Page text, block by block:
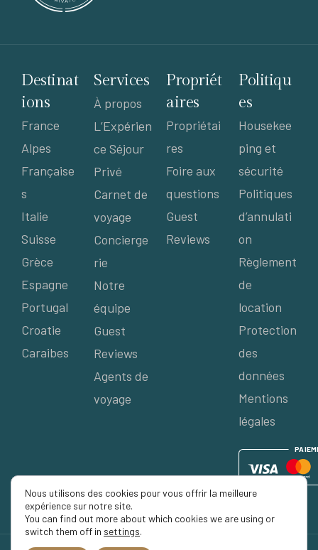
Destinat
ions
France
Alpes
Française
s
Italie
Suisse
Grèce
Espagne
Portugal
Croatie
Caraibes
Services
À propos
L’Expérien
ce Séjour
Privé
Carnet de
voyage
Concierge
rie
Notre
équipe
Guest
Reviews
Agents de
voyage
Propriét
aires
Propriétai
res
Foire aux
questions
Guest
Reviews
Politiqu
es
Housekee
ping et
sécurité
Politiques
d’annulati
on
Règlement
de
location
Protection
des
données
Mentions
légales
PAIEM
Nous utilisons des cookies pour vous offrir la meilleure
expérience sur notre site.
You can find out more about which cookies we are using or
switch them off in settings.